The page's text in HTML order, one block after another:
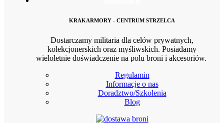
KRAKARMORY - CENTRUM STRZELCA
Dostarczamy militaria dla celów prywatnych,
kolekcjonerskich oraz myśliwskich. Posiadamy
wieloletnie doświadczenie na polu broni i akcesoriów.
Regulamin
Informacje o nas
Doradztwo/Szkolenia
Blog